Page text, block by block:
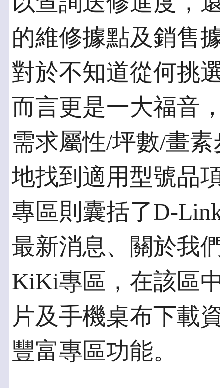
的維修據點及銷售
對於不知道從何挑
而言更是一大福音
需求屬性/坪數/畫
地找到適用型號品
專區則囊括了D-
最新消息、關於我
KiKi專區，在該區
片及手機桌布下載
豐富專區功能。